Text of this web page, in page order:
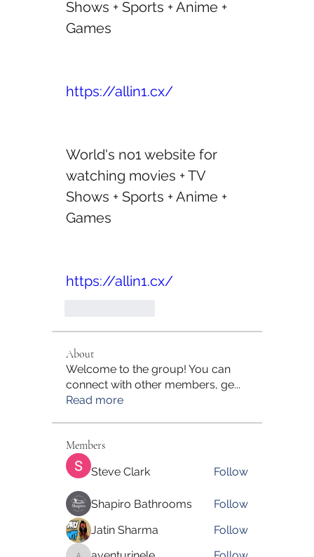
Shows + Sports + Anime +
Games
https://allin1.cx/
World's no1 website for
watching movies + TV
Shows + Sports + Anime +
Games
https://allin1.cx/
About
Welcome to the group! You can
connect with other members, ge...
Read more
Members
Steve Clark Follow
Shapiro Bathrooms
Follow
Jatin Sharma
Follow